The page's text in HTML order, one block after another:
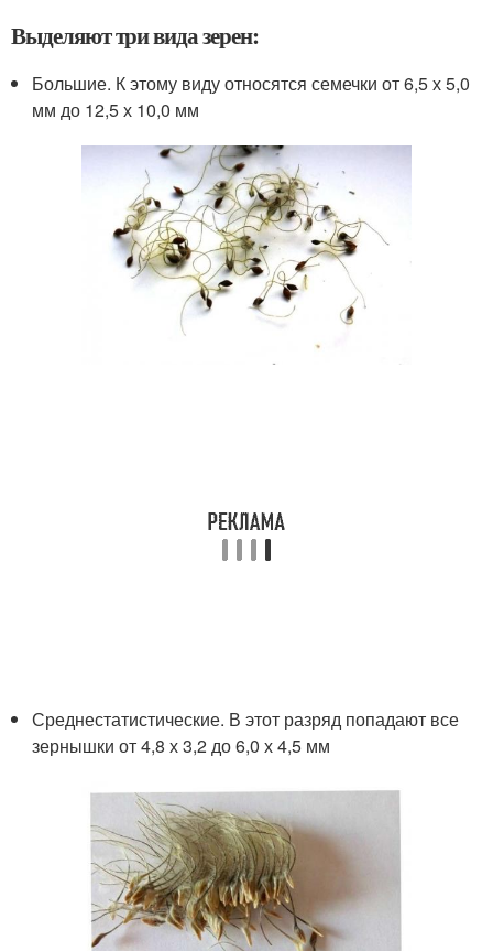
Выделяют три вида зерен:
Большие. К этому виду относятся семечки от 6,5 х 5,0
мм до 12,5 х 10,0 мм
Среднестатистические. В этот разряд попадают все
зернышки от 4,8 х 3,2 до 6,0 х 4,5 мм